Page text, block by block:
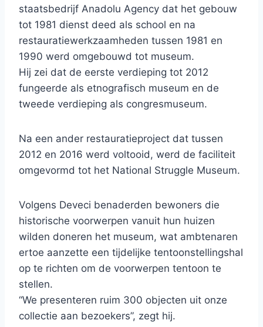
staatsbedrijf Anadolu Agency dat het gebouw
tot 1981 dienst deed als school en na
restauratiewerkzaamheden tussen 1981 en
1990 werd omgebouwd tot museum.
Hij zei dat de eerste verdieping tot 2012
fungeerde als etnografisch museum en de
tweede verdieping als congresmuseum.
Na een ander restauratieproject dat tussen
2012 en 2016 werd voltooid, werd de faciliteit
omgevormd tot het National Struggle Museum.
Volgens Deveci benaderden bewoners die
historische voorwerpen vanuit hun huizen
wilden doneren het museum, wat ambtenaren
ertoe aanzette een tijdelijke tentoonstellingshal
op te richten om de voorwerpen tentoon te
stellen.
“We presenteren ruim 300 objecten uit onze
collectie aan bezoekers”, zegt hij.